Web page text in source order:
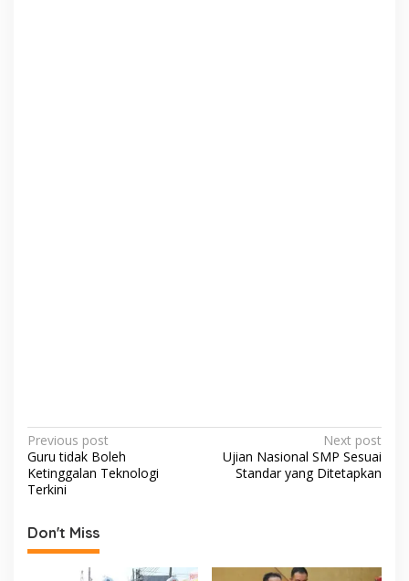
P
o
s
t
n
Previous post
Guru tidak Boleh
Ketinggalan Teknologi
Terkini
Next post
Ujian Nasional SMP Sesuai
Standar yang Ditetapkan
Don't Miss